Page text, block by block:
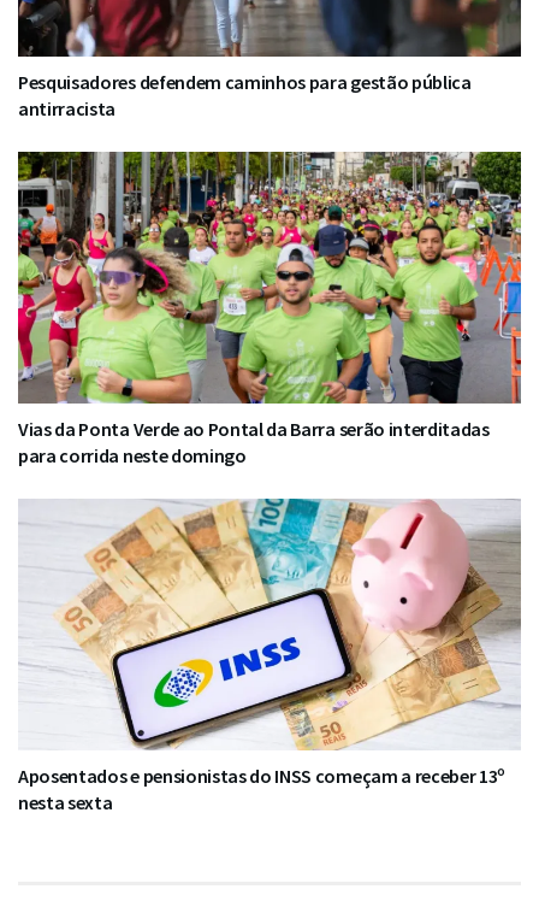
Pesquisadores defendem caminhos para gestão pública
antirracista
Vias da Ponta Verde ao Pontal da Barra serão interditadas
para corrida neste domingo
Aposentados e pensionistas do INSS começam a receber 13º
nesta sexta